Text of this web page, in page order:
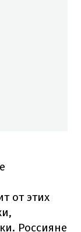
от этих
Россияне